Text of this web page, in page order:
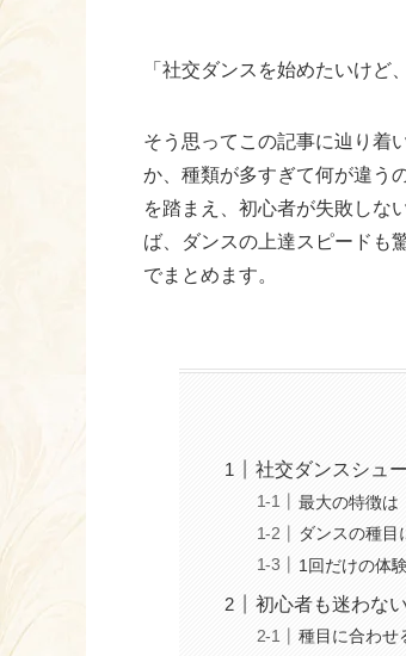
「社交ダンスを始めたいけど
そう思ってこの記事に辿り着
か、種類が多すぎて何が違う
を踏まえ、初心者が失敗しな
ば、ダンスの上達スピードも
でまとめます。
社交ダンスシュ
最大の特徴は
ダンスの種目
1回だけの体
初心者も迷わな
種目に合わせ